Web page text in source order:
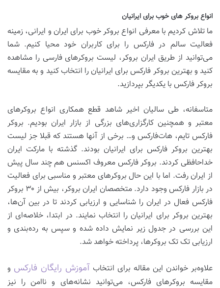
انواع بروکر های خوب برای ایرانیان
ما تلاش کردیم با معرفی انواع بروکر خوب برای ایران و ایرانی، زمینه
فعالیت سالم در فارکس را برای کاربران خود محیا کنیم. شما
می‌توانید از طریق ایران بروکر، لیست بروکرهای فارسی را مشاهده
کنید و بهترین بروکر فارکس برای ایرانیان را انتخاب کنید و به مقایسه
بروکر فارکس با یکدیگر بپردازید.
متاسفانه، طی سالیان اخیر شاهد قطع همکاری انواع بروکرهای
معتبر و همچنین کارگزاری‌های بزرگی از بازار ایران بودیم. بروکر
فارکس تایم، هات‌فارکس و… برخی از آنها هستند که قبلا جز لیست
بهترین بروکر فارکس برای ایرانیان بودند. گذشته با مارکت ایران
خداحافظی کردند. بروکر فارکس معروف اکسنس هم چند سال پیش
از ایران رفت. اما با این حال بروکرهای معتبر و مناسبی برای فعالیت
در بازار فارکس وجود دارد. متخصصان ایران بروکر، بیش از ۳۰ بروکر
فارکس فعال در ایران را شناسایی و ارزیابی کردند تا در بین آن‌ها،
بهترین بروکر برای ایرانیان را انتخاب نمایند. در ابتدا، خلاصه‌ای از
این بررسی در جدول زیر نمایش داده شده و سپس به رده‌بندی و
ارزیابی تک تک بروکرها، پرداخته خواهد شد.
علاوه‌بر خواندن این مقاله برای انتخاب آموزش رایگان فارکس و
مقایسه بروکرهای فارکس، می‌توانید نشانه‌های و ناامن را نیز